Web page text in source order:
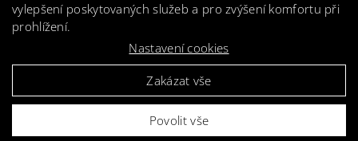
Harness, s. r. o. |
vylepšení poskytovaných služeb a pro zvýšení komfortu při
prohlížení.
Nastavení cookies
Zakázat vše
Povolit vše